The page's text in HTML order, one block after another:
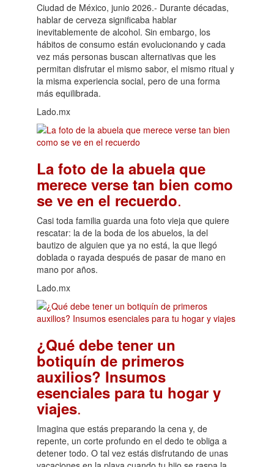
Ciudad de México, junio 2026.- Durante décadas,
hablar de cerveza significaba hablar
inevitablemente de alcohol. Sin embargo, los
hábitos de consumo están evolucionando y cada
vez más personas buscan alternativas que les
permitan disfrutar el mismo sabor, el mismo ritual y
la misma experiencia social, pero de una forma
más equilibrada.
Lado.mx
La foto de la abuela que
merece verse tan bien como
se ve en el recuerdo.
Casi toda familia guarda una foto vieja que quiere
rescatar: la de la boda de los abuelos, la del
bautizo de alguien que ya no está, la que llegó
doblada o rayada después de pasar de mano en
mano por años.
Lado.mx
¿Qué debe tener un
botiquín de primeros
auxilios? Insumos
esenciales para tu hogar y
viajes.
Imagina que estás preparando la cena y, de
repente, un corte profundo en el dedo te obliga a
detener todo. O tal vez estás disfrutando de unas